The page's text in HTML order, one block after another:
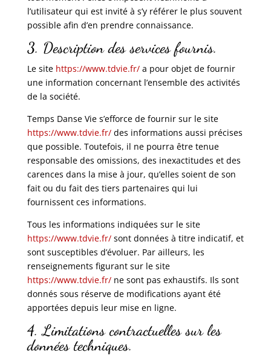
l’utilisateur qui est invité à s’y référer le plus souvent
possible afin d’en prendre connaissance.
3. Description des services fournis.
Le site https://www.tdvie.fr/a pour objet de fournir
une information concernant l’ensemble des activités
de la société.
Temps Danse Vie s’efforce de fournir sur le site
https://www.tdvie.fr/des informations aussi précises
que possible. Toutefois, il ne pourra être tenue
responsable des omissions, des inexactitudes et des
carences dans la mise à jour, qu’elles soient de son
fait ou du fait des tiers partenaires qui lui
fournissent ces informations.
Tous les informations indiquées sur le site
https://www.tdvie.fr/sont données à titre indicatif, et
sont susceptibles d’évoluer. Par ailleurs, les
renseignements figurant sur le site
https://www.tdvie.fr/ne sont pas exhaustifs. Ils sont
donnés sous réserve de modifications ayant été
apportées depuis leur mise en ligne.
4. Limitations contractuelles sur les
données techniques.